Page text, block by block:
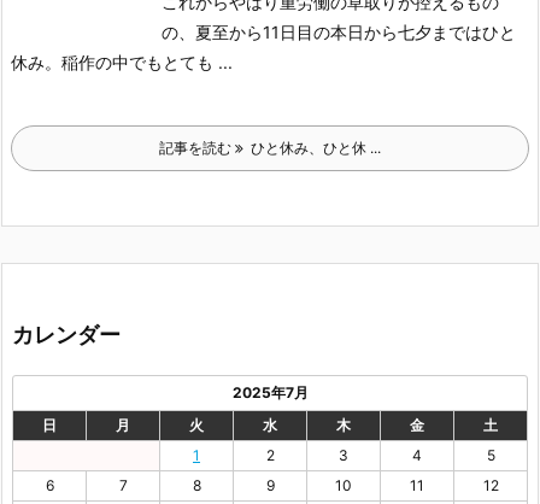
の、夏至から11日目の本日から七夕まではひと
休み。稲作の中でもとても ...
記事を読む ひと休み、ひと休 ...
カレンダー
2025年7月
日
月 火 水 木 金 土
1 2 3 4
5
6
7 8 9 10 11
12